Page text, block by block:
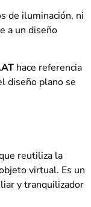
de iluminación, ni
a un diseño
hace referencia
diseño plano se
reutiliza la
virtual. Es un
y tranquilizador